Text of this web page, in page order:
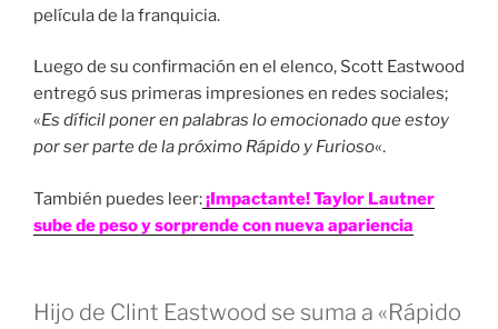
película de la franquicia.
Luego de su confirmación en el elenco, Scott Eastwood
entregó sus primeras impresiones en redes sociales;
«Es díficil poner en palabras lo emocionado que estoy
por ser parte de la próximo Rápido y Furioso«.
También puedes leer:¡Impactante! Taylor Lautner
sube de peso y sorprende con nueva apariencia
Hijo de Clint Eastwood se suma a «Rápido